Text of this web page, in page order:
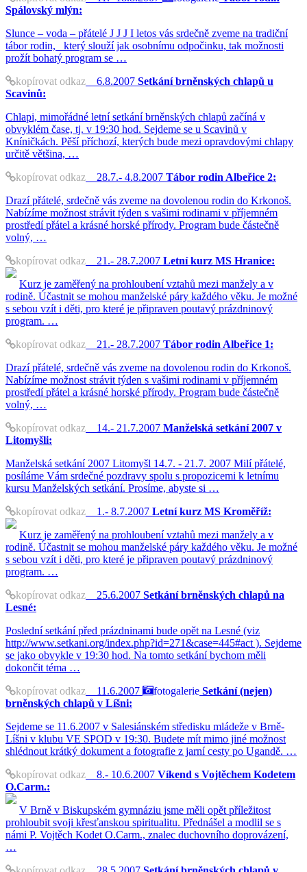
Spálovský mlýn:
Slunce – voda – přátelé J J J I letos vás srdečně zveme na tradiční
tábor rodin, který slouží jak osobnímu odpočinku, tak možnosti
prožít bohatý program se …
kopírovat odkaz 6.8.2007 Setkání brněnských chlapů u
Scavinů:
Chlapi, mimořádné letní setkání brněnských chlapů začíná v
obvyklém čase, tj. v 19:30 hod. Sejdeme se u Scavinů v
Kníničkách. Pěší příchozí, kterých bude mezi opravdovými chlapy
určitě většina, …
kopírovat odkaz 28.7.- 4.8.2007 Tábor rodin Albeřice 2:
Drazí přátelé, srdečně vás zveme na dovolenou rodin do Krkonoš.
Nabízíme možnost strávit týden s vašimi rodinami v příjemném
prostředí přátel a krásné horské přírody. Program bude částečně
volný, …
kopírovat odkaz 21.- 28.7.2007 Letní kurz MS Hranice:
Kurz je zaměřený na prohloubení vztahů mezi manžely a v
rodině. Účastnit se mohou manželské páry každého věku. Je možné
s sebou vzít i děti, pro které je připraven poutavý prázdninový
program. …
kopírovat odkaz 21.- 28.7.2007 Tábor rodin Albeřice 1:
Drazí přátelé, srdečně vás zveme na dovolenou rodin do Krkonoš.
Nabízíme možnost strávit týden s vašimi rodinami v příjemném
prostředí přátel a krásné horské přírody. Program bude částečně
volný, …
kopírovat odkaz 14.- 21.7.2007 Manželská setkání 2007 v
Litomyšli:
Manželská setkání 2007 Litomyšl 14.7. - 21.7. 2007 Milí přátelé,
posíláme Vám srdečné pozdravy spolu s propozicemi k letnímu
kursu Manželských setkání. Prosíme, abyste si …
kopírovat odkaz 1.- 8.7.2007 Letní kurz MS Kroměříž:
Kurz je zaměřený na prohloubení vztahů mezi manžely a v
rodině. Účastnit se mohou manželské páry každého věku. Je možné
s sebou vzít i děti, pro které je připraven poutavý prázdninový
program. …
kopírovat odkaz 25.6.2007 Setkání brněnských chlapů na
Lesné:
Poslední setkání před prázdninami bude opět na Lesné (viz
http://www.setkani.org/index.php?id=271&case=445#act ). Sejdeme
se jako obvykle v 19:30 hod. Na tomto setkání bychom měli
dokončit téma …
kopírovat odkaz 11.6.2007 fotogalerie Setkání (nejen)
brněnských chlapů v Líšni:
Sejdeme se 11.6.2007 v Salesiánském středisku mládeže v Brně-
Líšni v klubu VE SPOD v 19:30. Budete mít mimo jiné možnost
shlédnout krátký dokument a fotografie z jarní cesty po Ugandě. …
kopírovat odkaz 8.- 10.6.2007 Víkend s Vojtěchem Kodetem
O.Carm.:
V Brně v Biskupském gymnáziu jsme měli opět příležitost
prohloubit svoji křesťanskou spiritualitu. Přednášel a modlil se s
námi P. Vojtěch Kodet O.Carm., znalec duchovního doprovázení,
…
kopírovat odkaz